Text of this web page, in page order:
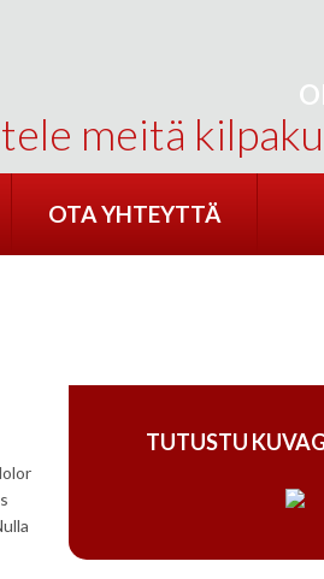
meitä
OTA YHTEYTTÄ
TUTUSTU